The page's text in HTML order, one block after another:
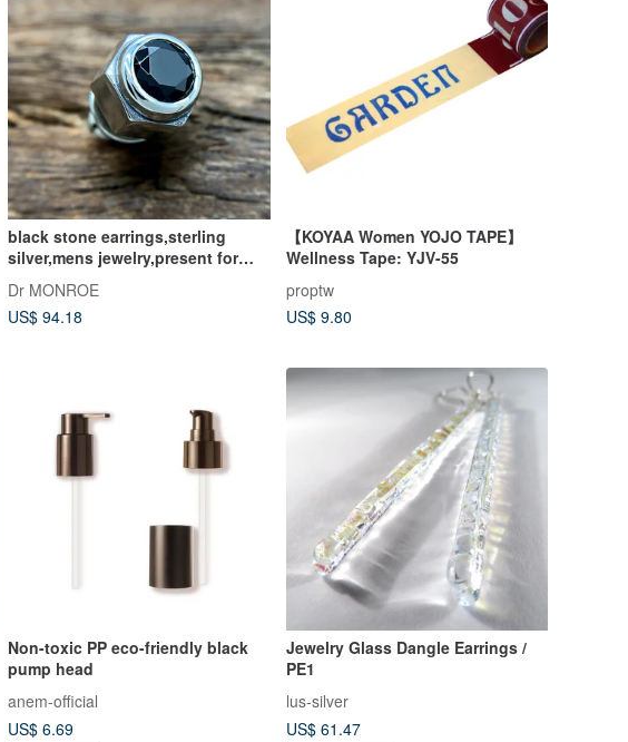
black stone earrings,sterling
silver,mens jewelry,present for
Dr MONROE
US$ 94.18
【KOYAA Women YOJO TAPE】
Wellness Tape: YJV-55
proptw
US$ 9.80
Non-toxic PP eco-friendly black
pump head
anem-official
US$ 6.69
Jewelry Glass Dangle Earrings /
PE1
lus-silver
US$ 61.47